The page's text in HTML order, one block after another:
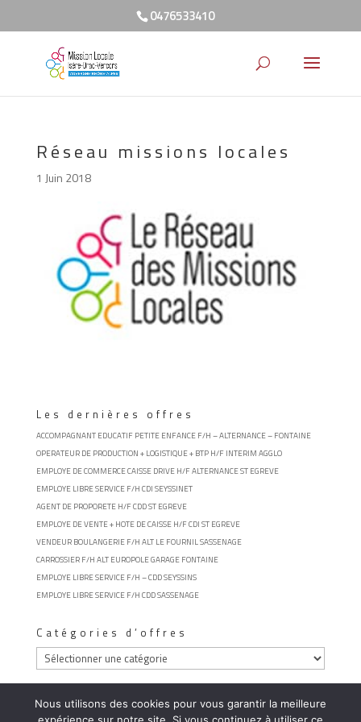
0476533410
Réseau missions locales
1 Juin 2018
Les dernières offres
ACCOMPAGNANT EDUCATIF PETITE ENFANCE F/H – ALTERNANCE – FONTAINE
OPERATEUR DE PRODUCTION + LOGISTIQUE + BTP H/F INTERIM AGGLO
EMPLOYE DE COMMERCE CAISSE DRIVE H/F ALTERNANCE ST EGREVE
EMPLOYE LIBRE SERVICE F/H CDI SEYSSINET
AGENT DE PROPORETE H/F CDD ST EGREVE
EMPLOYE DE VENTE + HOTE DE CAISSE H/F CDI ST EGREVE
VENDEUR BOULANGERIE F/H ALT LE FOURNIL SASSENAGE
CARROSSIER F/H ALT EUROPOLE GARAGE FONTAINE
EMPLOYE LIBRE SERVICE F/H – CDD SEYSSINS
EMPLOYE LIBRE SERVICE F/H CDD SASSENAGE
Catégories d’offres
Catégories
d’offres
Nous utilisons des cookies pour vous garantir la meilleure